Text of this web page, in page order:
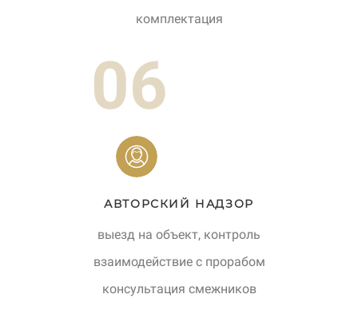
комплектация
06
АВТОРСКИЙ НАДЗОР
выезд на объект, контроль
взаимодействие с прорабом
консультация смежников